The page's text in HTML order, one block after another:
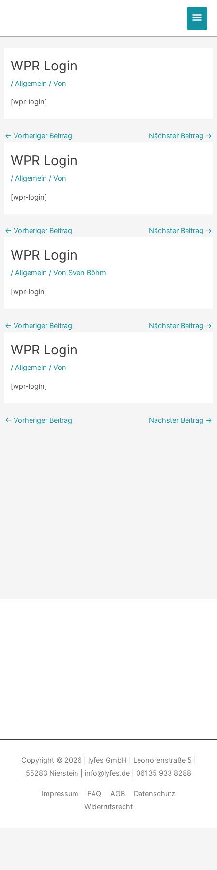
WPR Login
/Allgemein / Von
[wpr-login]
← Vorheriger Beitrag Nächster Beitrag →
WPR Login
/Allgemein / Von
[wpr-login]
← Vorheriger Beitrag Nächster Beitrag →
WPR Login
/Allgemein / Von Sven Böhm
[wpr-login]
← Vorheriger Beitrag Nächster Beitrag →
WPR Login
/Allgemein / Von
[wpr-login]
← Vorheriger Beitrag Nächster Beitrag →
Copyright © 2026
| lyfes GmbH | Leonorenstraße 5 |
55283 Nierstein | info@lyfes.de | 06135 933 8288
Impressum FAQ AGB
Datenschutz
Widerrufsrecht